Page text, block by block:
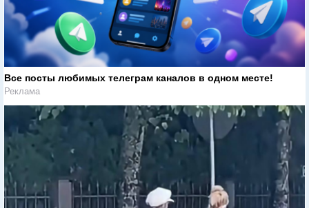
Все посты любимых телеграм каналов в одном месте!
Реклама